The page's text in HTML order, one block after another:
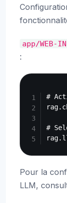
app/
:
#
#
Pour la
LLM,